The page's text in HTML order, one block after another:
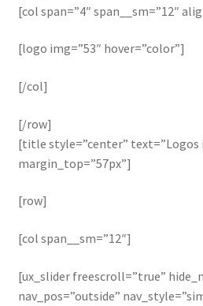
[col span=”4″ span__sm=”12″
[logo img=”53″ hover=”color”]
[/col]
[/row]
[title style=”center” text=”Logos
margin_top=”57px”]
[row]
[col span__sm=”12″]
[ux_slider freescroll=”true”
nav_pos=”outside”